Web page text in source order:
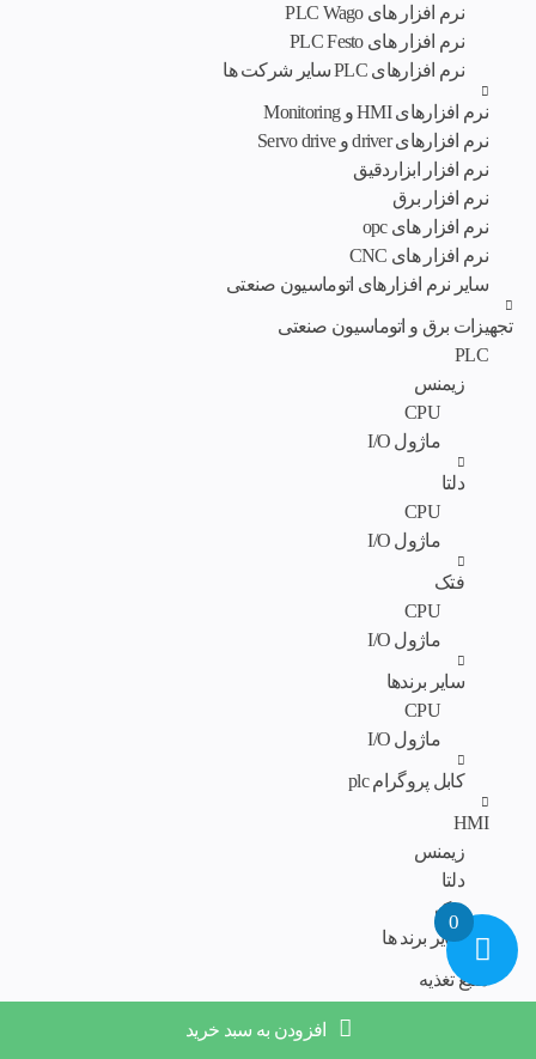
نرم افزار های PLC Wago
نرم افزار های PLC Festo
نرم افزارهای PLC سایر شرکت ها
نرم افزارهای HMI و Monitoring
نرم افزارهای driver و Servo drive
نرم افزار ابزاردقیق
نرم افزار برق
نرم افزار های opc
نرم افزار های CNC
سایر نرم افزارهای اتوماسیون صنعتی
تجهیزات برق و اتوماسیون صنعتی
PLC
زیمنس
CPU
ماژول I/O
دلتا
CPU
ماژول I/O
فتک
CPU
ماژول I/O
سایر برندها
CPU
ماژول I/O
کابل پروگرام plc
HMI
زیمنس
دلتا
فتک
سایر برند ها
منبع تغذیه
منبع‌تغذیه
0
افزودن به سبد خرید